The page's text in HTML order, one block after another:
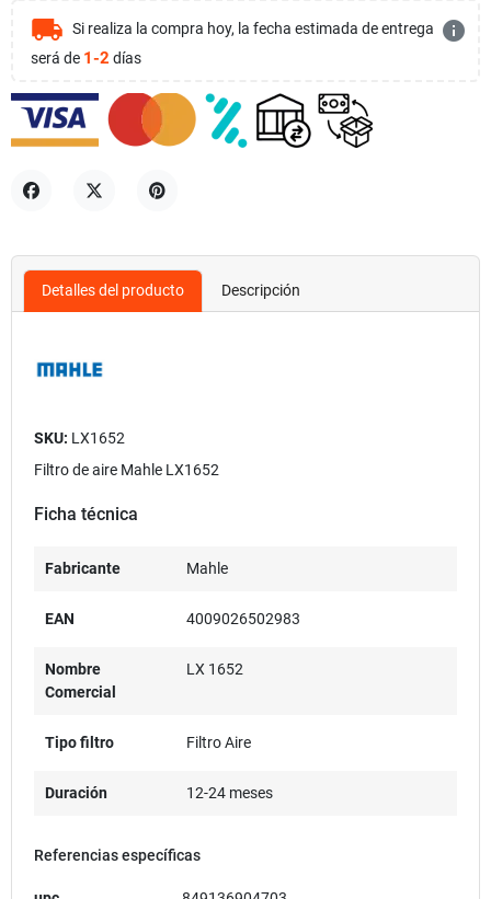
local_shipping Si realiza la compra hoy, la fecha estimada de entrega
será de 1-2 días
info
Detalles del producto Descripción
SKU: LX1652
Filtro de aire Mahle LX1652
Ficha técnica
Fabricante Mahle
EAN 4009026502983
Nombre
Comercial
LX 1652
Tipo filtro Filtro Aire
Duración 12-24 meses
Referencias específicas